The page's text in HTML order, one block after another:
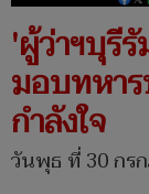
'ผู้ว่าฯบุรี
มอบทหา
กำลังใจ
วันพุธ ที่ 30 กร